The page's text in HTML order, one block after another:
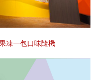
凍一包口味隨機